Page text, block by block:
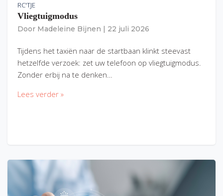
RC'TJE
Vliegtuigmodus
Door Madeleine Bijnen 22 juli 2026
Tijdens het taxiën naar de startbaan klinkt steevast
hetzelfde verzoek: zet uw telefoon op vliegtuigmodus.
Zonder erbij na te denken…
Lees verder »